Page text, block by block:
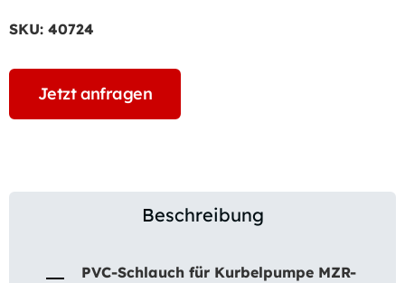
SKU: 40724
Jetzt anfragen
Beschreibung
PVC-Schlauch für Kurbelpumpe MZR-